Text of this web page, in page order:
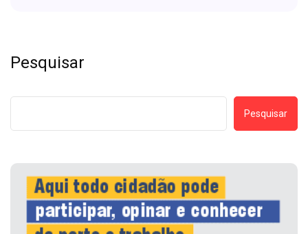
Pesquisar
Pesquisar